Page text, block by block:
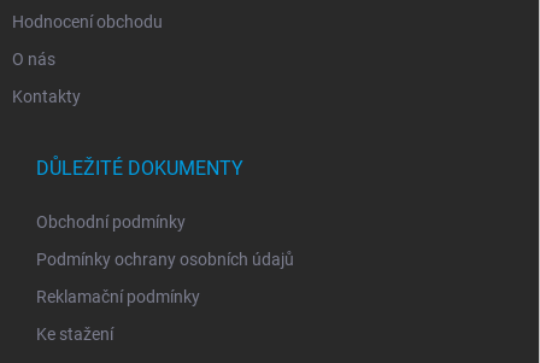
Hodnocení obchodu
O nás
Kontakty
DŮLEŽITÉ DOKUMENTY
Obchodní podmínky
Podmínky ochrany osobních údajů
Reklamační podmínky
Ke stažení